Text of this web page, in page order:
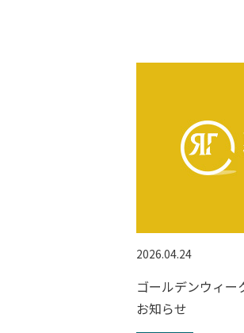
2026.04.24
ゴールデンウィー
お知らせ